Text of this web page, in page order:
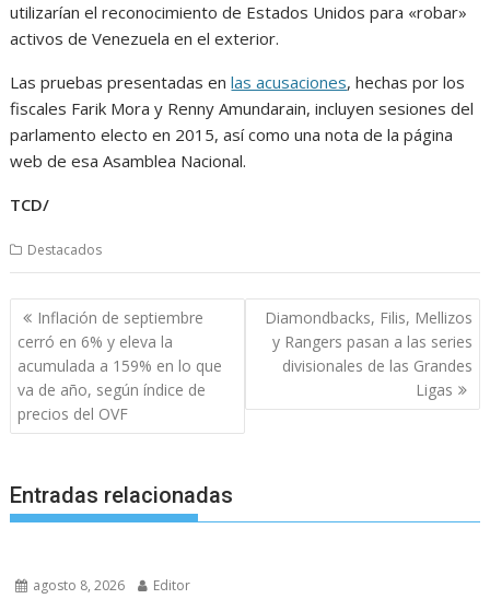
utilizarían el reconocimiento de Estados Unidos para «robar»
activos de Venezuela en el exterior.
Las pruebas presentadas enlas acusaciones, hechas por los
fiscales Farik Mora y Renny Amundarain, incluyen sesiones del
parlamento electo en 2015, así como una nota de la página
web de esa Asamblea Nacional.
TCD/
Destacados
Navegación
de
entradas
Inflación de septiembre
cerró en 6% y eleva la
acumulada a 159% en lo que
va de año, según índice de
precios del OVF
Diamondbacks, Filis, Mellizos
y Rangers pasan a las series
divisionales de las Grandes
Ligas
Entradas relacionadas
agosto 8, 2026 Editor